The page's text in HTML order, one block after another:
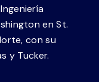
en St.
con su
y Tucker.